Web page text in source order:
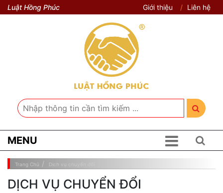
Luật Hồng Phúc Giới thiệu Liên hệ
MENU
Trang Chủ Dịch vụ chuyển đổi
DỊCH VỤ CHUYỂN ĐỔI